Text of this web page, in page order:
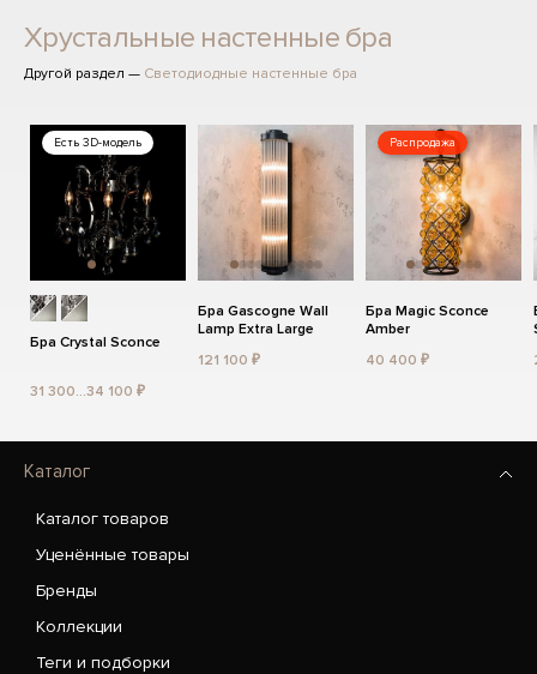
Хрустальные настенные бра
Другой раздел — Светодиодные настенные бра
Есть 3D-модель
Бра Crystal Sconce
31 300...34 100 ₽
Бра Gascogne Wall
Lamp Extra Large
121 100 ₽
Распродажа
Бра Magic Sconce
Amber
40 400 ₽
Каталог
Каталог товаров
Уценённые товары
Бренды
Коллекции
Теги и подборки